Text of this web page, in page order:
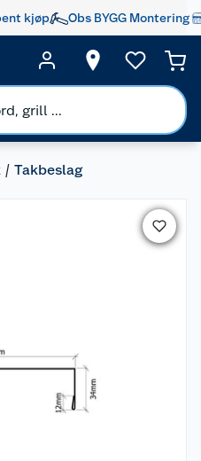
kjøp Obs BYGG Montering
Takbeslag